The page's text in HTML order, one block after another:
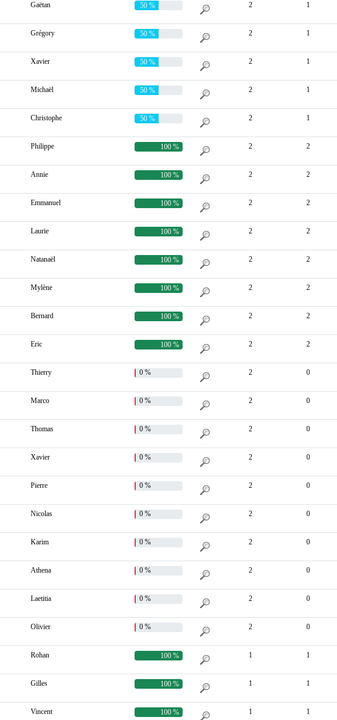
Gaëtan 50 % 2 1
Grégory 50 % 2 1
Xavier 50 % 2 1
Michaël 50 % 2 1
Christophe 50 % 2 1
Philippe 100 % 2 2
Annie 100 % 2 2
Emmanuel 100 % 2 2
Laurie 100 % 2 2
Natanaël 100 % 2 2
Mylène 100 % 2 2
Bernard 100 % 2 2
Eric 100 % 2 2
Thierry 0 % 2 0
Marco 0 % 2 0
Thomas 0 % 2 0
Xavier 0 % 2 0
Pierre 0 % 2 0
Nicolas 0 % 2 0
Karim 0 % 2 0
Athena 0 % 2 0
Laetitia 0 % 2 0
Olivier 0 % 2 0
Rohan 100 % 1 1
Gilles 100 % 1 1
Vincent 100 % 1 1